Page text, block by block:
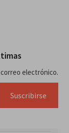
electrónico.
Suscribirse